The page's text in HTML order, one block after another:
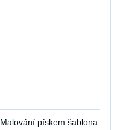
Malování pískem šablona